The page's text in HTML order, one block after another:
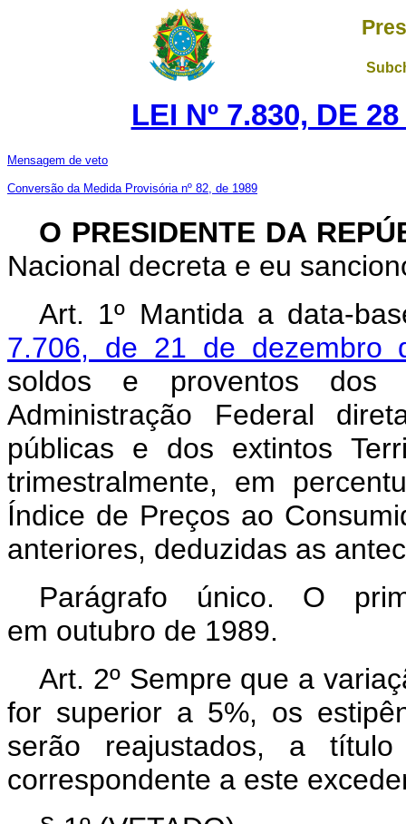
LEI Nº 7.830, DE
Mensagem de veto
Conversão da Medida Provisória nº 82, de 1989
O PRESIDENTE DA
Nacional decreta e eu
Art. 1º Mantida a data-
7.706, de 21 de dezembro
soldos e proventos dos
Administração Federal
públicas e dos extintos
trimestralmente, em
Índice de Preços ao
anteriores, deduzidas as
Parágrafo único. O
em outubro de 1989.
Art. 2º Sempre que a
for superior a 5%, os
serão reajustados, a
correspondente a este